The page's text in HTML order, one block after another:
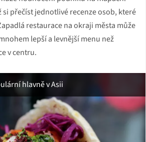
si přečíst jednotlivé recenze osob, které
restaurace na okraji města může
lepší a levnější menu než
v centru.
hlavně v Asii